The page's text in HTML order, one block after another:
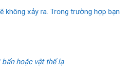
không xảy ra. Trong trường hợp bạn
hoặc vật thể lạ